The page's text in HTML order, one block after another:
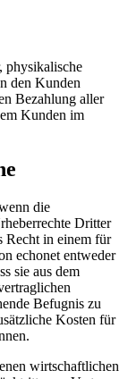
physikalische
den Kunden
Bezahlung aller
Kunden im
die
Dritter
Recht in einem für
echonet entweder
sie aus dem
Befugnis zu
Kosten für
wirtschaftlichen